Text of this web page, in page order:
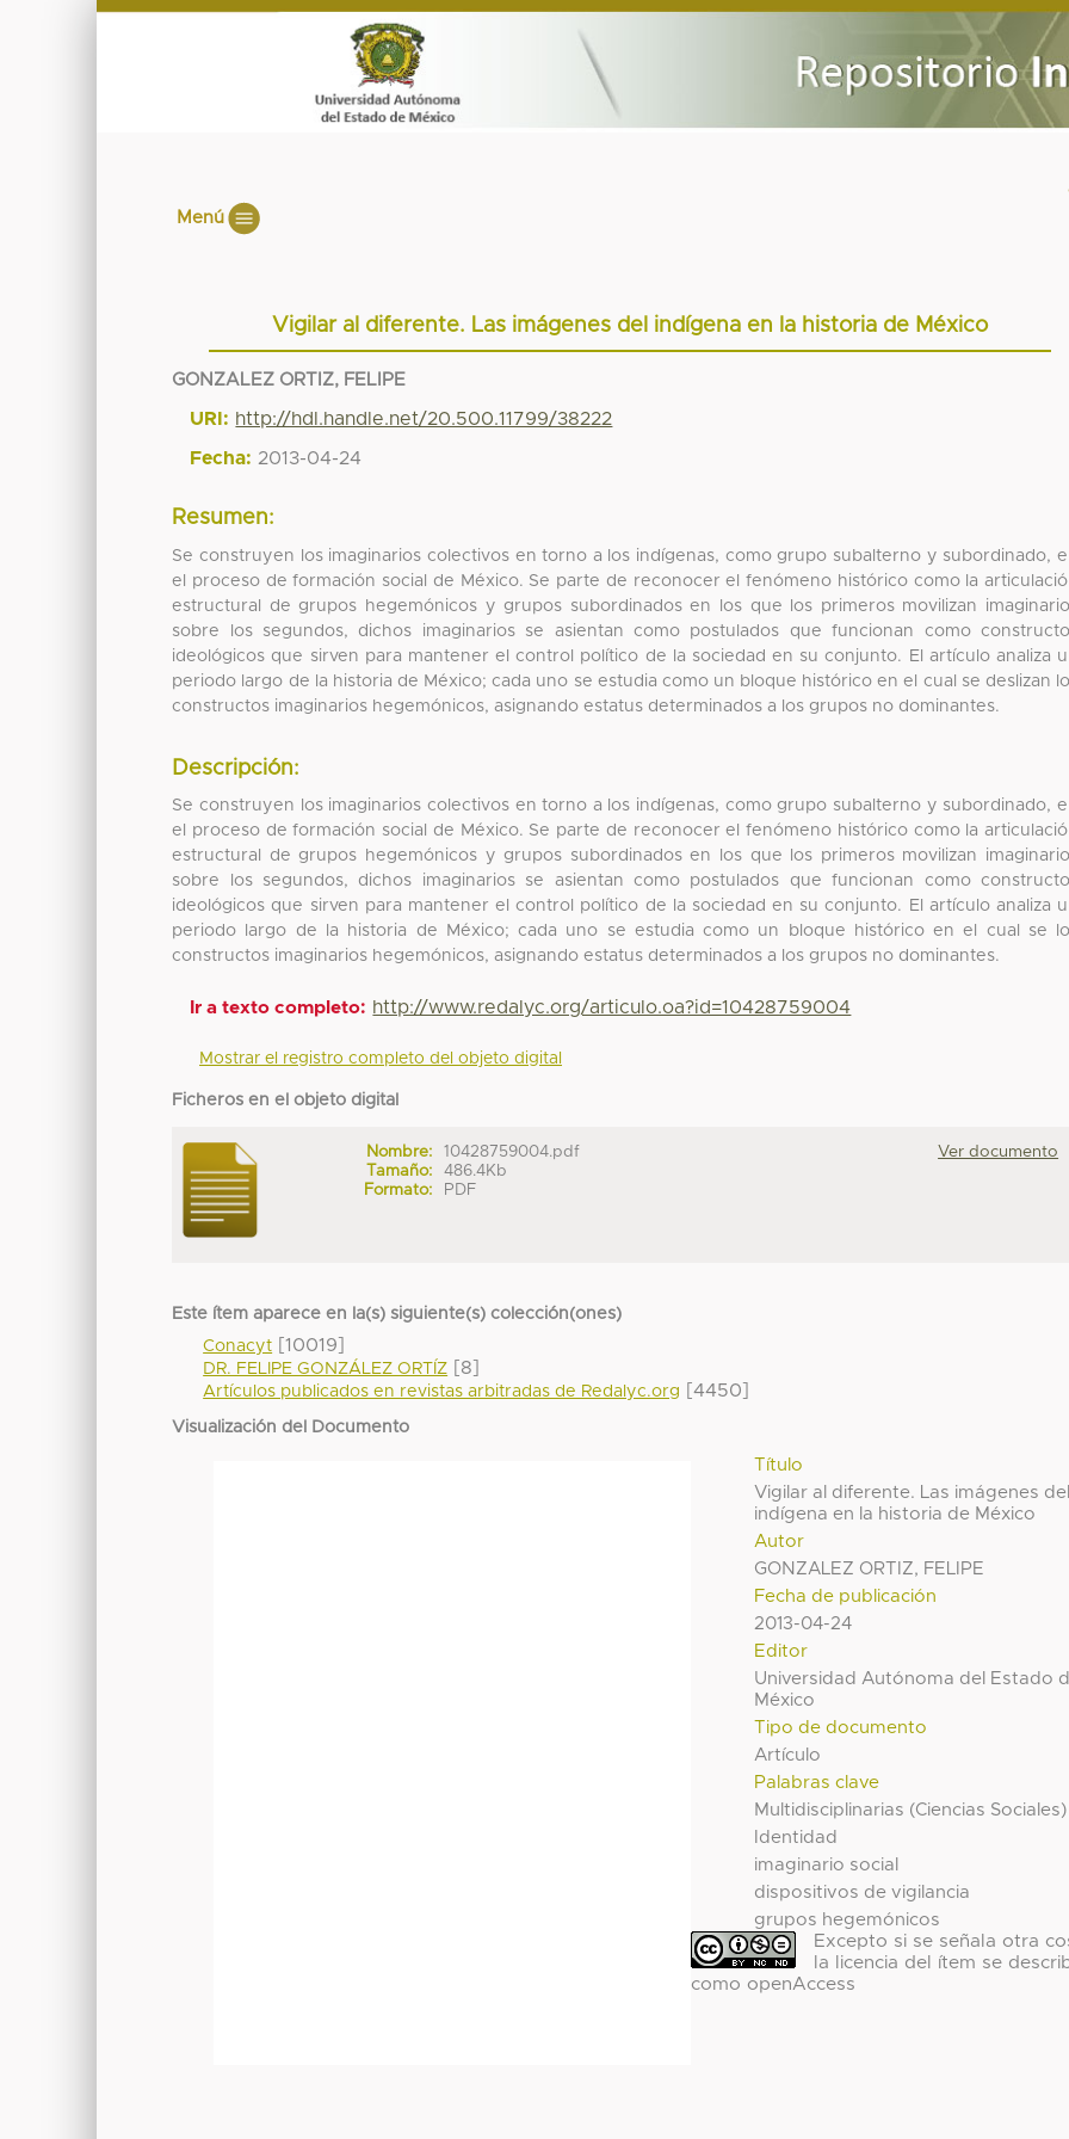
Menú
Vigilar al diferente. Las imágenes del indígena en la historia de México
GONZALEZ ORTIZ, FELIPE
URI: http://hdl.handle.net/20.500.11799/38222
Fecha: 2013-04-24
Resumen:
Se construyen los imaginarios colectivos en torno a los indígenas, como grupo subalterno y subordinado,
el proceso de formación social de México. Se parte de reconocer el fenómeno histórico como la
estructural de grupos hegemónicos y grupos subordinados en los que los primeros movilizan
sobre los segundos, dichos imaginarios se asientan como postulados que funcionan como
ideológicos que sirven para mantener el control político de la sociedad en su conjunto. El artículo analiza
periodo largo de la historia de México; cada uno se estudia como un bloque histórico en el cual se deslizan
constructos imaginarios hegemónicos, asignando estatus determinados a los grupos no dominantes.
Descripción:
Se construyen los imaginarios colectivos en torno a los indígenas, como grupo subalterno y subordinado,
el proceso de formación social de México. Se parte de reconocer el fenómeno histórico como la
estructural de grupos hegemónicos y grupos subordinados en los que los primeros movilizan
sobre los segundos, dichos imaginarios se asientan como postulados que funcionan como
ideológicos que sirven para mantener el control político de la sociedad en su conjunto. El artículo analiza
periodo largo de la historia de México; cada uno se estudia como un bloque histórico en el cual se
constructos imaginarios hegemónicos, asignando estatus determinados a los grupos no dominantes.
Ir a texto completo: http://www.redalyc.org/articulo.oa?id=10428759004
Mostrar el registro completo del objeto digital
Ficheros en el objeto digital
Nombre:
10428759004.pdf
Tamaño:
486.4Kb
Formato:
PDF
Ver documento
Este ítem aparece en la(s) siguiente(s) colección(ones)
Conacyt [10019]
DR. FELIPE GONZÁLEZ ORTÍZ [8]
Artículos publicados en revistas arbitradas de Redalyc.org [4450]
Visualización del Documento
Título
Vigilar al diferente. Las imágenes
indígena en la historia de México
Autor
GONZALEZ ORTIZ, FELIPE
Fecha de publicación
2013-04-24
Editor
Universidad Autónoma del Estado
México
Tipo de documento
Artículo
Palabras clave
Multidisciplinarias (Ciencias Sociales)
Identidad
imaginario social
dispositivos de vigilancia
grupos hegemónicos
Excepto si se señala otra
la licencia del ítem se
como openAccess